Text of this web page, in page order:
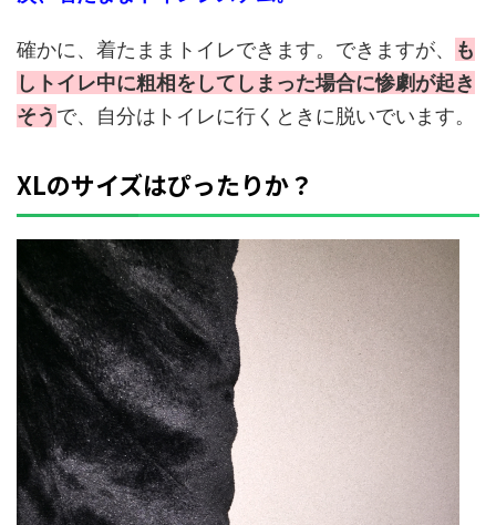
確かに、着たままトイレできます。できますが、
も
しトイレ中に粗相をしてしまった場合に惨劇が起き
そう で、自分はトイレに行くときに脱いでいます。
XLのサイズはぴったりか？